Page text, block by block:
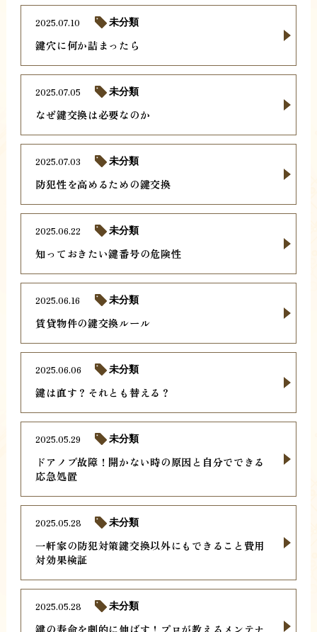
鍵穴に何か詰まったら
2025.07.10 未分類
なぜ鍵交換は必要なのか
2025.07.05 未分類
防犯性を高めるための鍵交換
2025.07.03 未分類
知っておきたい鍵番号の危険性
2025.06.22 未分類
賃貸物件の鍵交換ルール
2025.06.16 未分類
鍵は直す？それとも替える？
2025.06.06 未分類
ドアノブ故障！開かない時の原因と自分でできる
応急処置
2025.05.29 未分類
一軒家の防犯対策鍵交換以外にもできること費用
対効果検証
2025.05.28 未分類
鍵の寿命を劇的に伸ばす！プロが教えるメンテナ
2025.05.28 未分類